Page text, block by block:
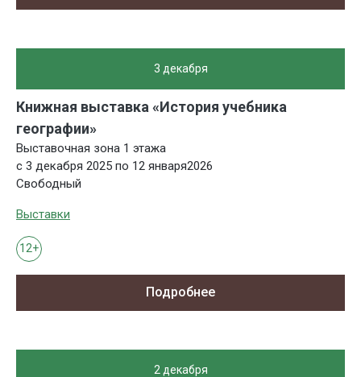
3 декабря
Книжная выставка «История учебника
географии»
Выставочная зона 1 этажа
с 3 декабря 2025 по 12 января2026
Свободный
Выставки
12+
Подробнее
2 декабря